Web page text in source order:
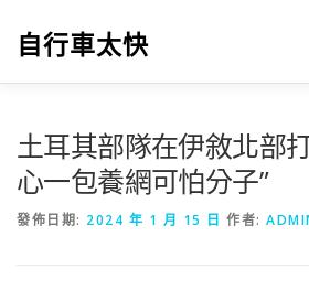
自行車太快
土耳其部隊在伊敘北部
心一包養網可怕分子”
發佈日期: 2024 年 1 月 15 日 作者: